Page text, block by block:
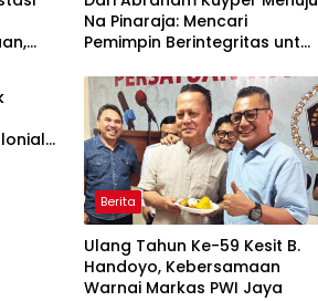
Na Pinaraja: Mencari
Pemimpin Berintegritas untuk
Danau Toba
Berita
Ulang Tahun Ke-59 Kesit B.
Handoyo, Kebersamaan
Warnai Markas PWI Jaya